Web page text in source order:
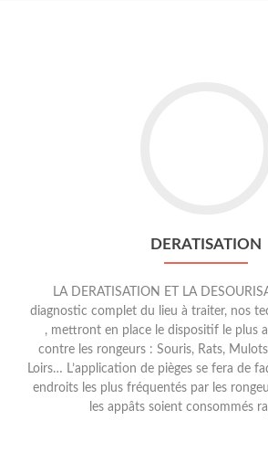
DERATISATION
LA DERATISATION ET LA
diagnostic complet du lieu à traiter, nos
, mettront en place le dispositif le plus
contre les rongeurs : Souris, Rats,
Loirs… L’application de pièges se fera de
endroits les plus fréquentés par les
les appâts soient consommés